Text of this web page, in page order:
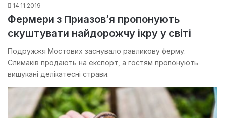
14.11.2019
Фермери з Приазов’я пропонують
скуштувати найдорожчу ікру у світі
Подружжя Мостових заснувало равликову ферму.
Слимаків продають на експорт, а гостям пропонують
вишукані делікатесні страви.